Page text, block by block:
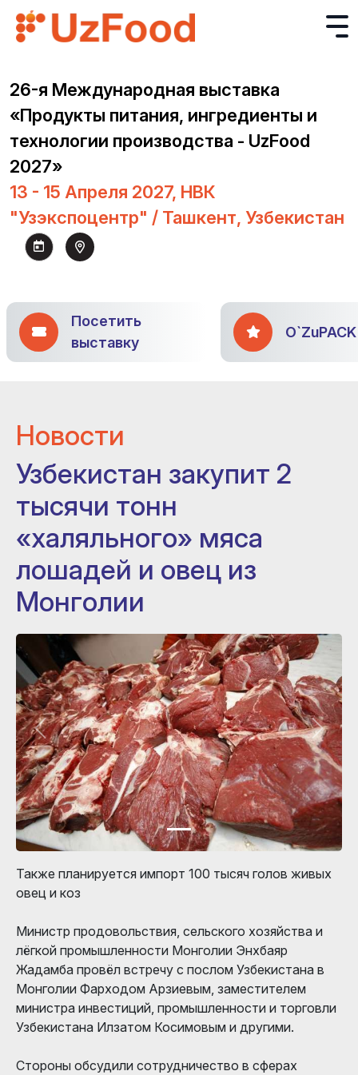
26-я Международная выставка
«Продукты питания, ингредиенты и
технологии производства - UzFood
2027»
13 - 15 Апреля 2027, НВК
"Узэкспоцентр" / Ташкент, Узбекистан
Посетить
выставку
O`ZuPACK
Новости
Узбекистан закупит 2
тысячи тонн
«халяльного» мяса
лошадей и овец из
Монголии
Также планируется импорт 100 тысяч голов живых
овец и коз
Министр продовольствия, сельского хозяйства и
лёгкой промышленности Монголии Энхбаяр
Жадамба провёл встречу с послом Узбекистана в
Монголии Фарходом Арзиевым, заместителем
министра инвестиций, промышленности и торговли
Узбекистана Илзатом Косимовым и другими.
Стороны обсудили сотрудничество в сферах